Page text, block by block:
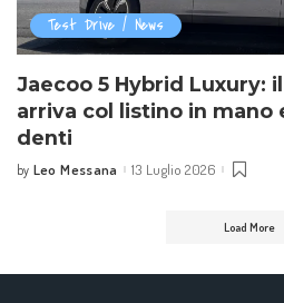
Test Drive / News
Jaecoo 5 Hybrid Luxury:
arriva col listino in mano
denti
Posted
by Leo Messana 13 Luglio 2026
Load More